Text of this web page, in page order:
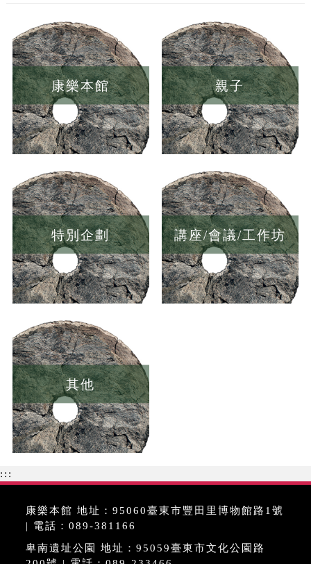
康樂本館 親子
特別企劃 講座/會議/工作坊
其他
:::
康樂本館 地址：95060臺東市豐田里博物館路1號
| 電話：089-381166
卑南遺址公園 地址：95059臺東市文化公園路